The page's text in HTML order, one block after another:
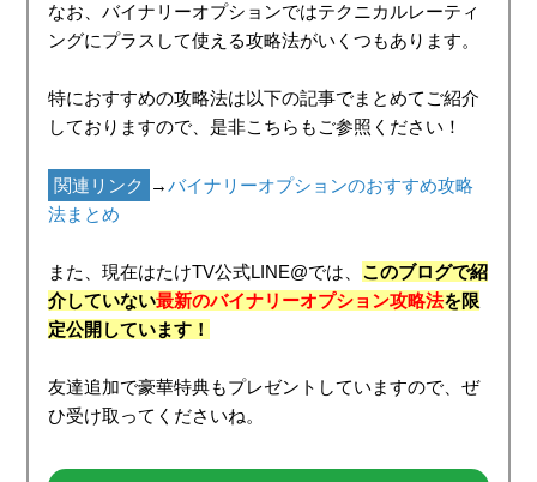
なお、バイナリーオプションではテクニカルレーティ
ングにプラスして使える攻略法がいくつもあります。
特におすすめの攻略法は以下の記事でまとめてご紹介
しておりますので、是非こちらもご参照ください！
関連リンク →バイナリーオプションのおすすめ攻略
法まとめ
また、現在はたけTV公式LINE@では、 このブログで紹
介していない最新のバイナリーオプション攻略法を限
定公開しています！
友達追加で豪華特典もプレゼントしていますので、ぜ
ひ受け取ってくださいね。